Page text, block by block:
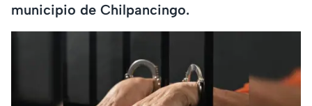
municipio de Chilpancingo.